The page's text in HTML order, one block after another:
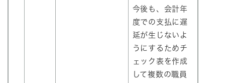
今後も、会計年
度での支払に遅
延が生じないよ
うにするためチ
ェック表を作成
して複数の職員